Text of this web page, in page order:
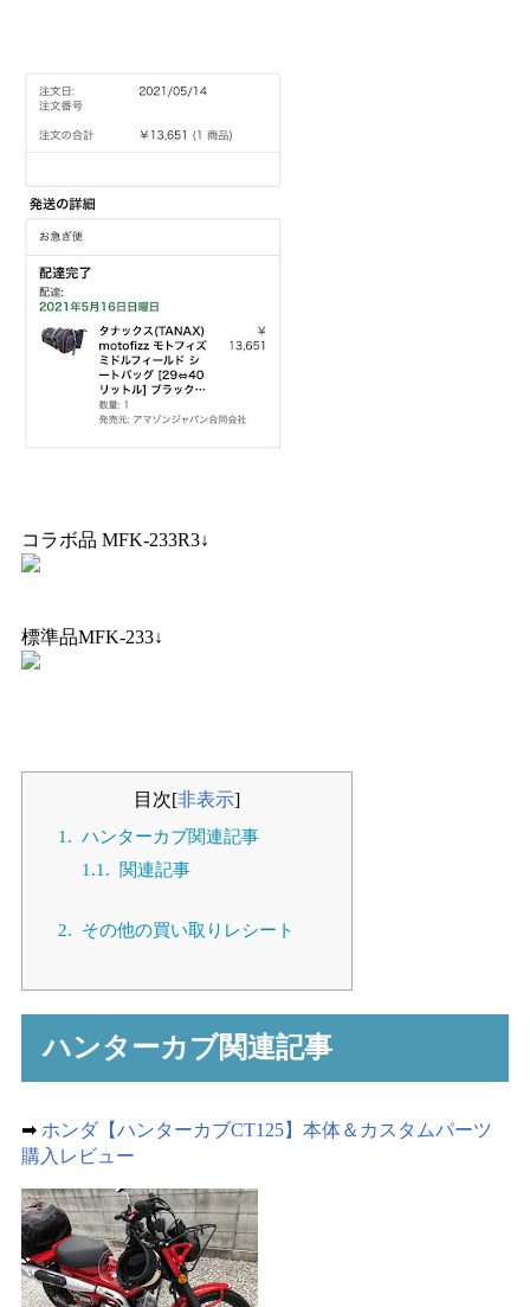
コラボ品 MFK-233R3↓
標準品MFK-233↓
目次[非表示]
1. ハンターカブ関連記事
1.1. 関連記事
2. その他の買い取りレシート
ハンターカブ関連記事
➡ ホンダ【ハンターカブCT125】本体＆カスタムパーツ
購入レビュー